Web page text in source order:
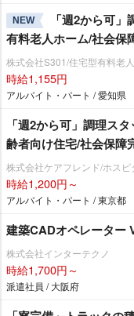
NEW
「週2から可
有料老人ホーム/社会保
株式会社S301/住宅型有料老
時給1,155円
アルバイト・パート / 愛知県
「週2から可」調理ス
齢者向け住宅/社会保障
株式会社ケアフレンド/ホスピ
時給1,200円～
アルバイト・パート / 東京都
建築CADオペレーター
株式会社インターテクノ
時給1,700円～
派遣社員 / 大阪府